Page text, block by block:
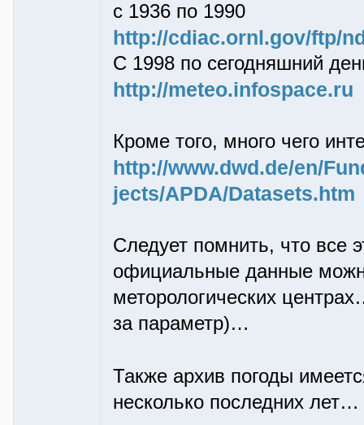
с 1936 по 1990
http://cdiac.ornl.gov/ftp/
С 1998 по сегодняшний
http://meteo.infospace.ru
Кроме того, много чего
http://www.dwd.de/en/
jects/APDA/Datasets.htm
Следует помнить, что все
официальные данные
меторологических
за параметр)…
Также архив погоды
несколько последних лет…